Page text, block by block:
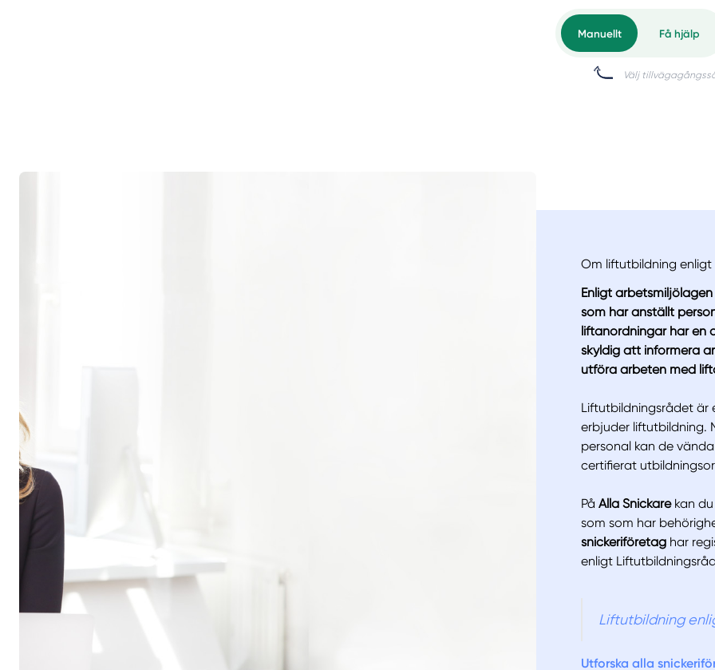
Om liftutbildning
Enligt
som har anställt
liftanordningar har en
skyldig att informera
utföra arbeten med
Liftutbildningsrådet är
erbjuder liftutbildning.
personal kan de
certifierat
På Alla Snickarekan du
som som har
snickeriföretag har
enligt
Liftutbildning
Utforska alla